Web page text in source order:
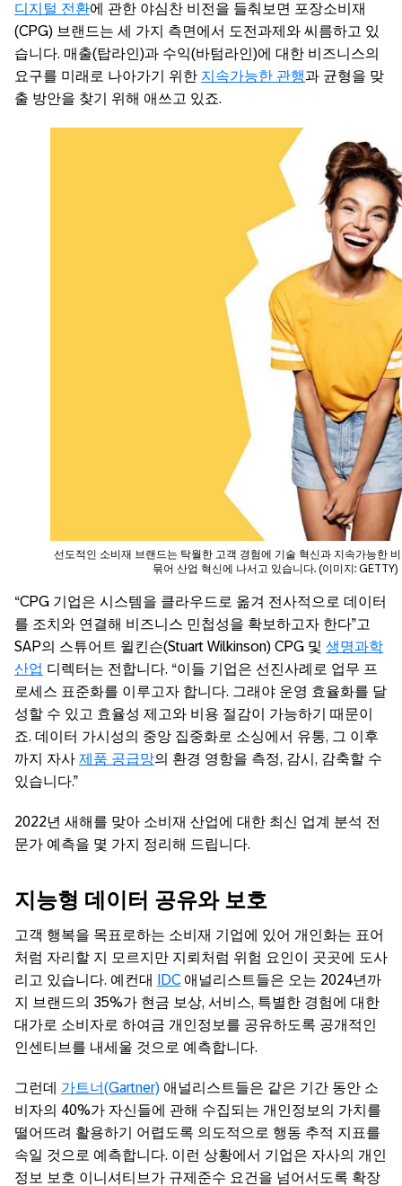
디지털 전환에 관한 야심찬 비전을 들춰보면 포장소비재
(CPG) 브랜드는 세 가지 측면에서 도전과제와 씨름하고 있
습니다. 매출(탑라인)과 수익(바텀라인)에 대한 비즈니스의
요구를 미래로 나아가기 위한 지속가능한 관행과 균형을 맞
출 방안을 찾기 위해 애쓰고 있죠.
선도적인 소비재 브랜드는 탁월한 고객 경험에 기술 혁신과 지속가능한
묶어 산업 혁신에 나서고 있습니다. (이미지: GETTY)
“CPG 기업은 시스템을 클라우드로 옮겨 전사적으로 데이터
를 조치와 연결해 비즈니스 민첩성을 확보하고자 한다”고
SAP의 스튜어트 윌킨슨(Stuart Wilkinson) CPG 및 생명과학
산업 디렉터는 전합니다. “이들 기업은 선진사례로 업무 프
로세스 표준화를 이루고자 합니다. 그래야 운영 효율화를 달
성할 수 있고 효율성 제고와 비용 절감이 가능하기 때문이
죠. 데이터 가시성의 중앙 집중화로 소싱에서 유통, 그 이후
까지 자사 제품 공급망의 환경 영항을 측정, 감시, 감축할 수
있습니다.”
2022년 새해를 맞아 소비재 산업에 대한 최신 업계 분석 전
문가 예측을 몇 가지 정리해 드립니다.
지능형 데이터 공유와 보호
고객 행복을 목표로하는 소비재 기업에 있어 개인화는 표어
처럼 자리할 지 모르지만 지뢰처럼 위험 요인이 곳곳에 도사
리고 있습니다. 예컨대
IDC 애널리스트들은 오는 2024년까
지 브랜드의 35%가 현금 보상, 서비스, 특별한 경험에 대한
대가로 소비자로 하여금 개인정보를 공유하도록 공개적인
인센티브를 내세울 것으로 예측합니다.
그런데 가트너(Gartner) 애널리스트들은 같은 기간 동안 소
비자의 40%가 자신들에 관해 수집되는 개인정보의 가치를
떨어뜨려 활용하기 어렵도록 의도적으로 행동 추적 지표를
속일 것으로 예측합니다. 이런 상황에서 기업은 자사의 개인
정보 보호 이니셔티브가 규제준수 요건을 넘어서도록 확장